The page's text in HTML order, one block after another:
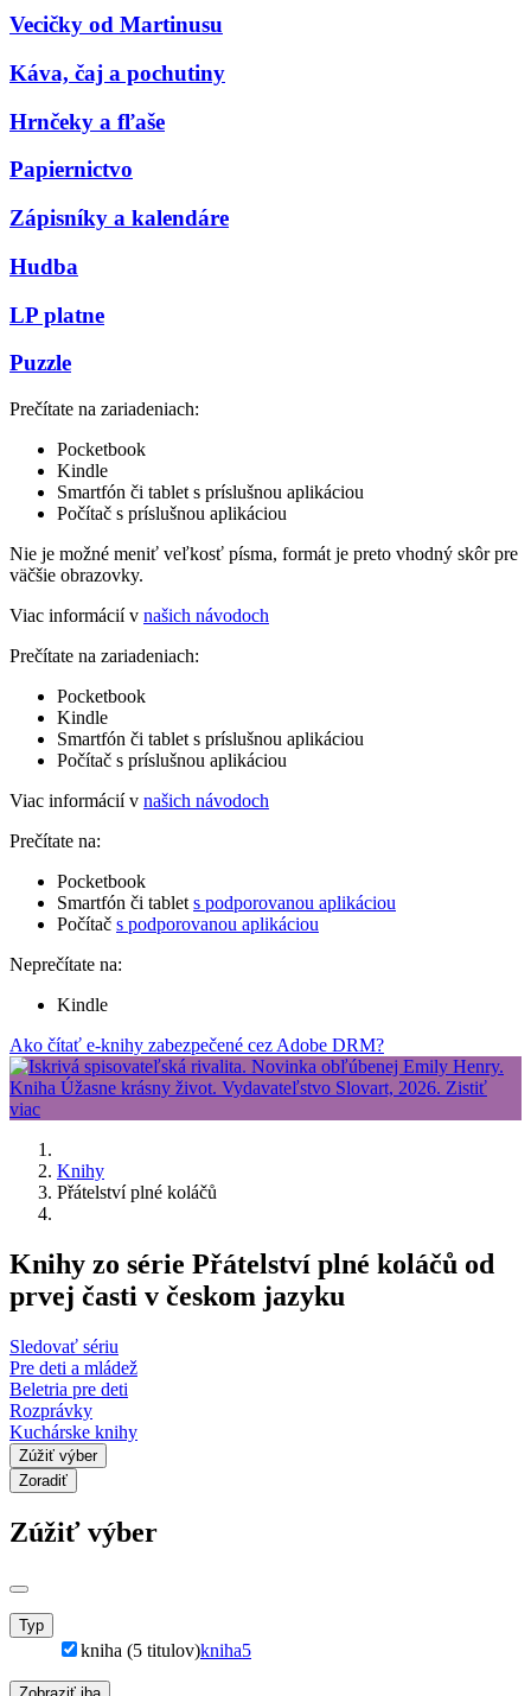
Vecičky od Martinusu
Káva, čaj a pochutiny
Hrnčeky a fľaše
Papiernictvo
Zápisníky a kalendáre
Hudba
LP platne
Puzzle
Prečítate na zariadeniach:
Pocketbook
Kindle
Smartfón či tablet s príslušnou aplikáciou
Počítač s príslušnou aplikáciou
Nie je možné meniť veľkosť písma, formát je preto vhodný skôr pre
väčšie obrazovky.
Viac informácií v našich návodoch
Prečítate na zariadeniach:
Pocketbook
Kindle
Smartfón či tablet s príslušnou aplikáciou
Počítač s príslušnou aplikáciou
Viac informácií v našich návodoch
Prečítate na:
Pocketbook
Smartfón či tablet s podporovanou aplikáciou
Počítač s podporovanou aplikáciou
Neprečítate na:
Kindle
Ako čítať e-knihy zabezpečené cez Adobe DRM?
Knihy
Přátelství plné koláčů
Knihy zo série Přátelství plné koláčů od
prvej časti v českom jazyku
Sledovať sériu
Pre deti a mládež
Beletria pre deti
Rozprávky
Kuchárske knihy
Zúžiť výber
Zoradiť
Zúžiť výber
Typ
kniha (5 titulov)kniha5